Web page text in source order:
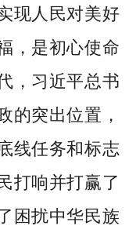
现人民对美好
，是初心使命
，习近平总书
的突出位置，
线任务和标志
打响并打赢了
困扰中华民族